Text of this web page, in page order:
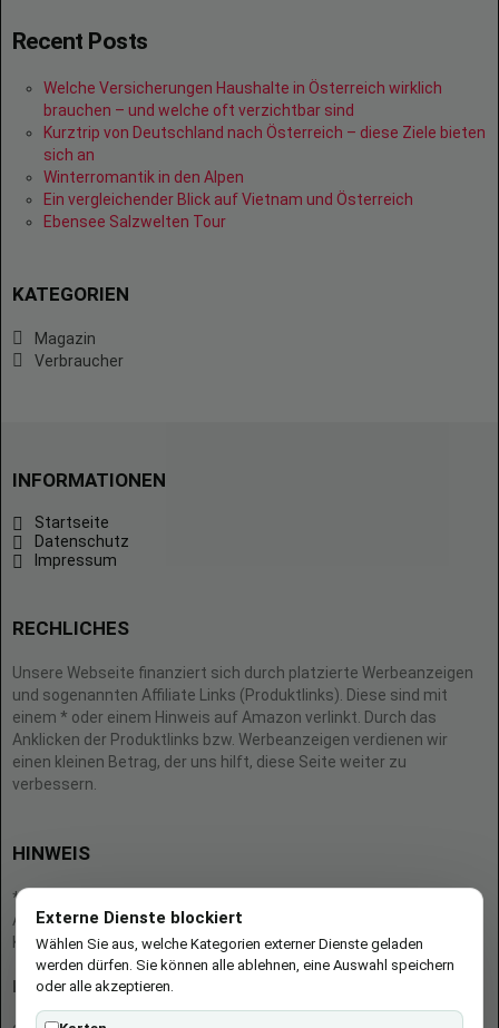
Recent Posts
Welche Versicherungen Haushalte in Österreich wirklich
brauchen – und welche oft verzichtbar sind
Kurztrip von Deutschland nach Österreich – diese Ziele bieten
sich an
Winterromantik in den Alpen
Ein vergleichender Blick auf Vietnam und Österreich
Ebensee Salzwelten Tour
KATEGORIEN
Magazin
Verbraucher
INFORMATIONEN
Startseite
Datenschutz
Impressum
RECHLICHES
Unsere Webseite finanziert sich durch platzierte Werbeanzeigen
und sogenannten Affiliate Links (Produktlinks). Diese sind mit
einem * oder einem Hinweis auf Amazon verlinkt. Durch das
Anklicken der Produktlinks bzw. Werbeanzeigen verdienen wir
einen kleinen Betrag, der uns hilft, diese Seite weiter zu
verbessern.
HINWEIS
* = Afilliate-Link (=Werbung)
Als Amazon-Partner verdient der Seitenbetreiber an qualifizierten
Käufen.
Hinweis zu Preisen und Verfügbarkeiten
Externe Dienste blockiert
Wählen Sie aus, welche Kategorien externer Dienste geladen
werden dürfen. Sie können alle ablehnen, eine Auswahl speichern
oder alle akzeptieren.